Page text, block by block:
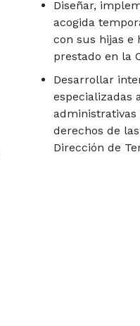
Diseñar,
acogida
con sus hijas e
prestado en la
Desarrollar
especializadas
administrativas
derechos de
Dirección de